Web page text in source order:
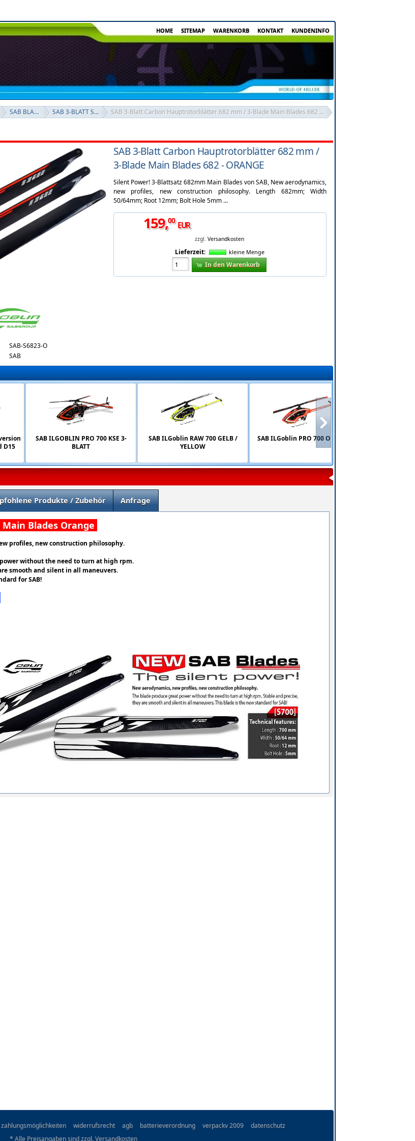
HOME SITEMAP WARENKORB KONTAKT KUNDENINFO
SAB BLADES SAB 3-BLATT Sätze
SAB 3-Blatt Carbon Hauptrotorblätter 682 mm / 3-Blade Main Blades 682 - ORANGE
SAB-S6823-O
SAB
SAB 3-Blatt Carbon Hauptrotorblätter 682 mm /
3-Blade Main Blades 682 - ORANGE
Silent Power! 3-Blattsatz 682mm Main Blades von SAB, New aerodynamics,
new profiles, new construction philosophy. Length 682mm; Width
50/64mm; Root 12mm; Bolt Hole 5mm ...
159,00 EUR
zzgl. Versandkosten
Lieferzeit: kleine Menge
In den Warenkorb
D15
SAB ILGOBLIN PRO 700 KSE 3-
BLATT
SAB ILGoblin RAW 700 GELB /
YELLOW
SAB ILGoblin PRO 700 ORANGE
Produkte / Zubehör Anfrage
Main Blades Orange
profiles, new construction philosophy.
without the need to turn at high rpm.
smooth and silent in all maneuvers.
for SAB!
zahlungsmöglichkeiten widerrufsrecht agb batterieverordnung verpackv 2009
datenschutz
* Alle Preisangaben sind zzgl.Versandkosten